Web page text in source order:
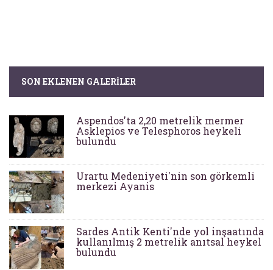
SON EKLENEN GALERILER
Aspendos'ta 2,20 metrelik mermer
Asklepios ve Telesphoros heykeli
bulundu
Urartu Medeniyeti'nin son görkemli
merkezi Ayanis
Sardes Antik Kenti'nde yol inşaatında
kullanılmış 2 metrelik anıtsal heykel
bulundu